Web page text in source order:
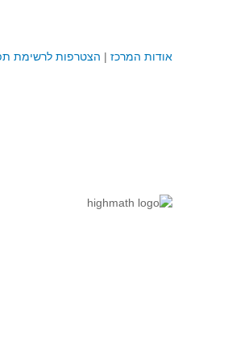
אודות המרכז | הצטרפות לרשימת